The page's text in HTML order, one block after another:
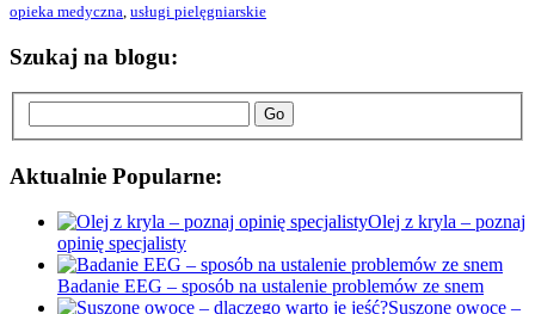
opieka medyczna usługi pielęgniarskie
Szukaj na blogu:
Go
Aktualnie Popularne:
Olej z kryla – poznaj
opinię specjalisty
Badanie EEG – sposób na ustalenie problemów ze snem
Suszone owoce –